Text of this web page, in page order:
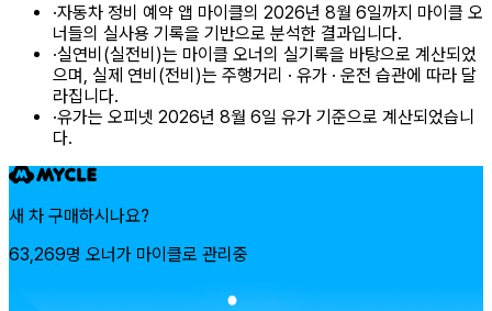
·자동차 정비 예약 앱 마이클의 2026년 8월 6일까지 마이클 오
너들의 실사용 기록을 기반으로 분석한 결과입니다.
·실연비(실전비)는 마이클 오너의 실기록을 바탕으로 계산되었
으며, 실제 연비(전비)는 주행거리 · 유가 · 운전 습관에 따라 달
라집니다.
·유가는 오피넷 2026년 8월 6일 유가 기준으로 계산되었습니
다.
새 차 구매하시나요?
63,269명 오너가 마이클로 관리중